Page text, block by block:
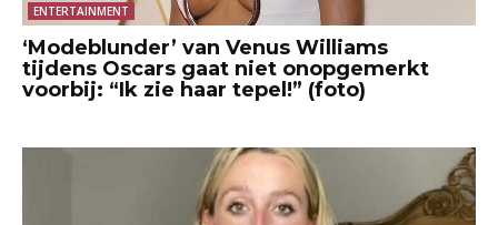
ENTERTAINMENT
‘Modeblunder’ van Venus Williams
tijdens Oscars gaat niet onopgemerkt
voorbij: “Ik zie haar tepel!” (foto)